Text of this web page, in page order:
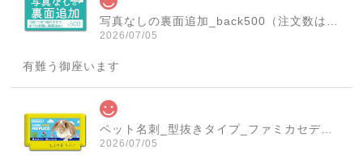
2026/07/05
有難う御座います
2026/07/05